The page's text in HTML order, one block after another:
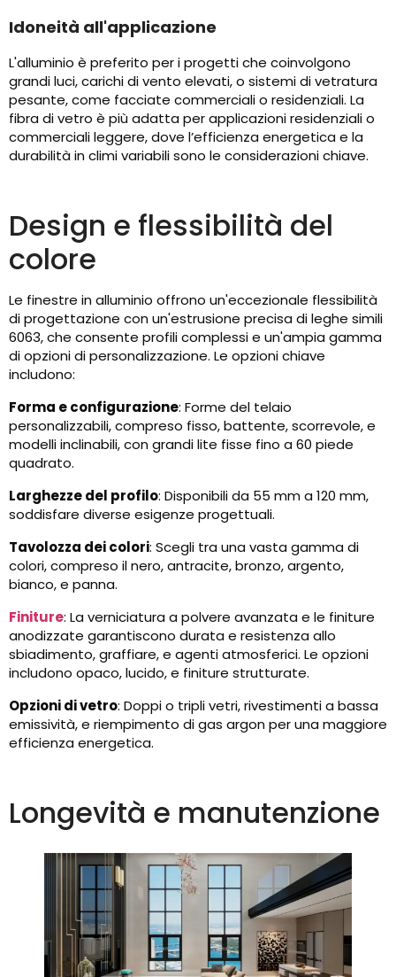
Idoneità all'applicazione
L'alluminio è preferito per i progetti che coinvolgono
grandi luci, carichi di vento elevati, o sistemi di vetratura
pesante, come facciate commerciali o residenziali. La
fibra di vetro è più adatta per applicazioni residenziali o
commerciali leggere, dove l’efficienza energetica e la
durabilità in climi variabili sono le considerazioni chiave.
Design e flessibilità del
colore
Le finestre in alluminio offrono un'eccezionale flessibilità
di progettazione con un'estrusione precisa di leghe simili
6063, che consente profili complessi e un'ampia gamma
di opzioni di personalizzazione. Le opzioni chiave
includono:
Forma e configurazione: Forme del telaio
personalizzabili, compreso fisso, battente, scorrevole, e
modelli inclinabili, con grandi lite fisse fino a 60 piede
quadrato.
Larghezze del profilo: Disponibili da 55 mm a 120 mm,
soddisfare diverse esigenze progettuali.
Tavolozza dei colori: Scegli tra una vasta gamma di
colori, compreso il nero, antracite, bronzo, argento,
bianco, e panna.
Finiture: La verniciatura a polvere avanzata e le finiture
anodizzate garantiscono durata e resistenza allo
sbiadimento, graffiare, e agenti atmosferici. Le opzioni
includono opaco, lucido, e finiture strutturate.
Opzioni di vetro: Doppi o tripli vetri, rivestimenti a bassa
emissività, e riempimento di gas argon per una maggiore
efficienza energetica.
Longevità e manutenzione